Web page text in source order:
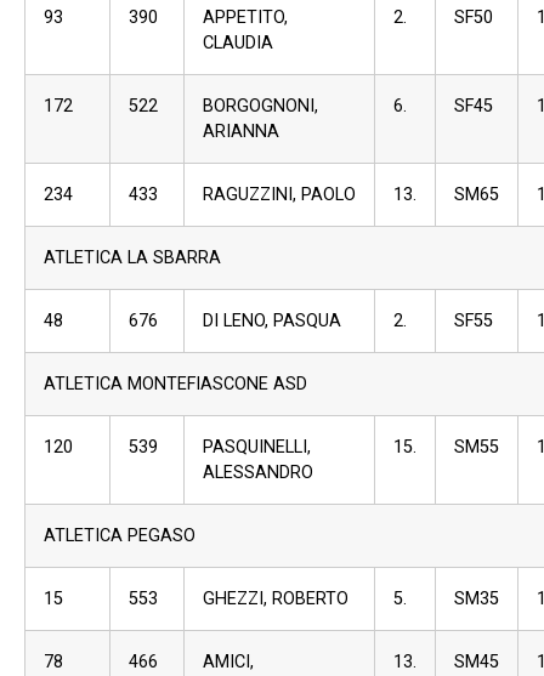
93 390
APPETITO,
CLAUDIA
2. SF50
172 522
BORGOGNONI,
ARIANNA
6. SF45
234 433 RAGUZZINI, PAOLO 13. SM65
ATLETICA LA SBARRA
48 676 DI LENO, PASQUA 2. SF55
ATLETICA MONTEFIASCONE ASD
120 539
PASQUINELLI,
ALESSANDRO
15. SM55
ATLETICA PEGASO
15 553 GHEZZI, ROBERTO 5. SM35
78 466
AMICI,
13. SM45